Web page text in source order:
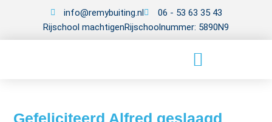
info@remybuiting.nl
06 - 53 63 35 43
Rijschool machtigenRijschoolnummer: 5890N9
Gefeliciteerd Alfred geslaagd